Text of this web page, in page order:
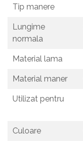
Tip manere
Lungime
normala
Material lama
Material maner
Utilizat pentru
Culoare